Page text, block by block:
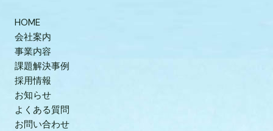
HOME
会社案内
事業内容
課題解決事例
採用情報
お知らせ
よくある質問
お問い合わせ